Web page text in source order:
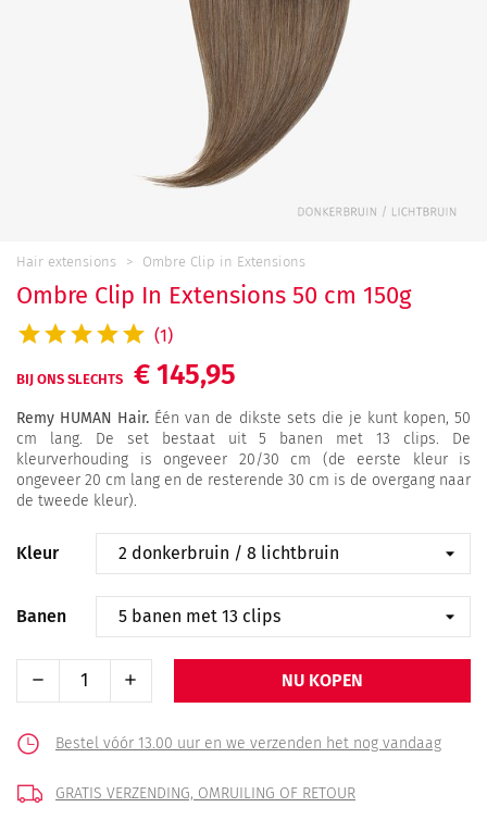
Hair extensions Ombre Clip in Extensions
Ombre Clip In Extensions 50 cm 150g
(1)
BIJ ONS SLECHTS € 145,95
Remy HUMAN Hair. Één van de dikste sets die je kunt kopen, 50
cm lang. De set bestaat uit 5 banen met 13 clips. De
kleurverhouding is ongeveer 20/30 cm (de eerste kleur is
ongeveer 20 cm lang en de resterende 30 cm is de overgang naar
de tweede kleur).
Kleur
Banen
NU KOPEN
Bestel vóór 13.00 uur en we verzenden het nog vandaag
GRATIS VERZENDING, OMRUILING OF RETOUR